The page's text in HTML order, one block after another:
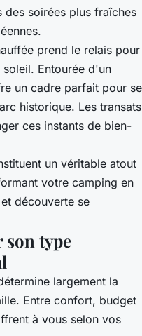
soirées plus fraîches
prend le relais pour
Entourée d'un
un cadre parfait pour se
historique. Les transats
ces instants de bien-
un véritable atout
votre camping en
découverte se
type
largement la
Entre confort, budget
à vous selon vos